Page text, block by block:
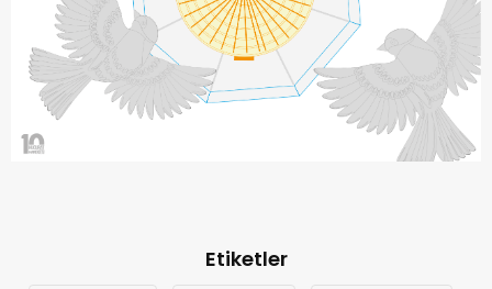
Etiketler